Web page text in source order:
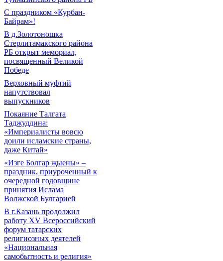
С праздником «Курбан-
Байрам»!
В д.Золотоношка
Стерлитамакского района
РБ открыт мемориал,
посвященный Великой
Победе
Верховный муфтий
напутствовал
выпускников
Покаяние Талгата
Таджуддина:
«Империалисты вовсю
доили исламские страны,
даже Китай»
«Изге Болгар җыены» –
праздник, приуроченный к
очередной годовщине
принятия Ислама
Волжской Булгарией
В г.Казань продолжил
работу XV Всероссийский
форум татарских
религиозных деятелей
«Национальная
самобытность и религия»